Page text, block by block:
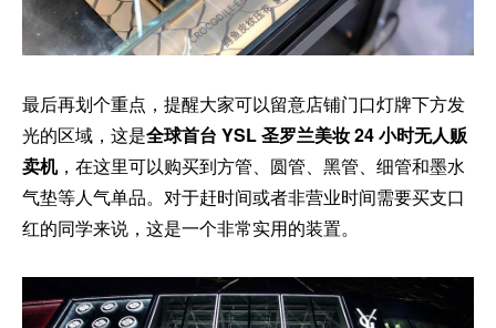
最后再划个重点，提醒大家可以留意店铺门口灯牌下方发
光的区域，这是全球首台 YSL 圣罗兰美妆 24 小时无人贩
卖机，在这里可以购买到方管、圆管、黑管、细管和墨水
气垫等人气单品。对于赶时间或者非营业时间需要买支口
红的同学来说，这是一个非常实用的装置。